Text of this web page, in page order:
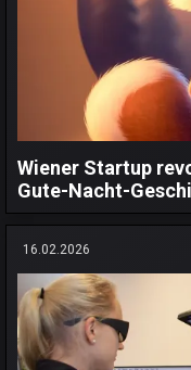
Wiener Startup
Gute-Nacht-
16.02.2026